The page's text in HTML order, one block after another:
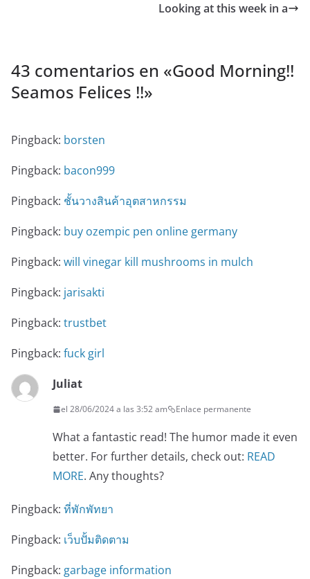
Looking at this week in a
43 comentarios en «Good Morning!!
Seamos Felices !!»
Pingback: borsten
Pingback: bacon999
Pingback: ชั้นวางสินค้าอุตสาหกรรม
Pingback: buy ozempic pen online germany
Pingback: will vinegar kill mushrooms in mulch
Pingback: jarisakti
Pingback: trustbet
Pingback: fuck girl
Juliat
el 28/06/2024 a las 3:52 am Enlace permanente
What a fantastic read! The humor made it even
better. For further details, check out: READ
MORE. Any thoughts?
Pingback: ที่พักพัทยา
Pingback: เว็บปั้มติดตาม
Pingback: garbage information